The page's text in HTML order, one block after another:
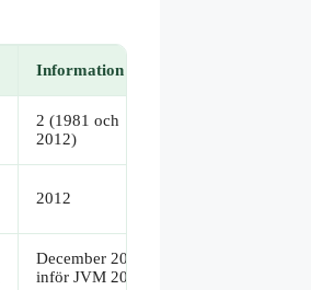
Information
2 (1981 och
2012)
2012
December 2025
inför JVM 2026